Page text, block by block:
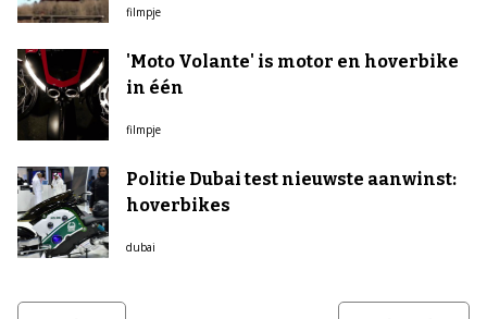
filmpje
'Moto Volante' is motor en hoverbike
in één
filmpje
Politie Dubai test nieuwste aanwinst:
hoverbikes
dubai